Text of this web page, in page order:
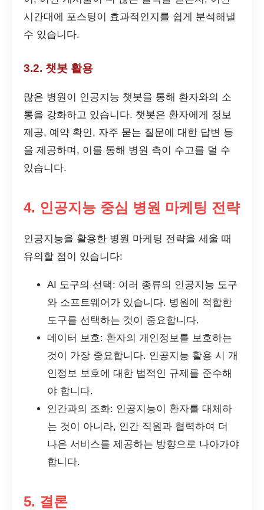
시간대에 포스팅이 효과적인지를 쉽게 분석해낼
수 있습니다.
3.2. 챗봇 활용
많은 병원이 인공지능 챗봇을 통해 환자와의 소
통을 강화하고 있습니다. 챗봇은 환자에게 정보
제공, 예약 확인, 자주 묻는 질문에 대한 답변 등
을 제공하며, 이를 통해 병원 측이 수고를 덜 수
있습니다.
4. 인공지능 중심 병원 마케팅 전략
인공지능을 활용한 병원 마케팅 전략을 세울 때
유의할 점이 있습니다:
AI 도구의 선택: 여러 종류의 인공지능 도구
와 소프트웨어가 있습니다. 병원에 적합한
도구를 선택하는 것이 중요합니다.
데이터 보호: 환자의 개인정보를 보호하는
것이 가장 중요합니다. 인공지능 활용 시 개
인정보 보호에 대한 법적인 규제를 준수해
야 합니다.
인간과의 조화: 인공지능이 환자를 대체하
는 것이 아니라, 인간 직원과 협력하여 더
나은 서비스를 제공하는 방향으로 나아가야
합니다.
5. 결론